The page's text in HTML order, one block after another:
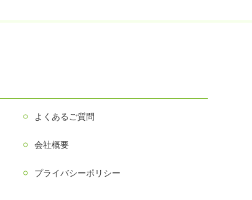
よくあるご質問
会社概要
プライバシーポリシー